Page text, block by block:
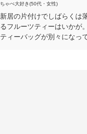
ちゃぺ大好き(50代・女性)
新居の片付けでしばらくは
るフルーツティーはいかが
ティーバッグが別々になっ